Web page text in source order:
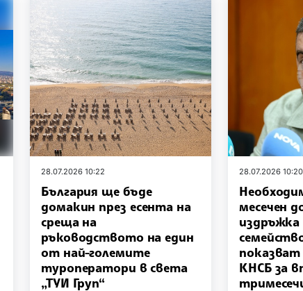
28.07.2026 10:22
България ще бъде
домакин през есента на
среща на
ръководството на един
от най-големите
туроператори в света
„ТУИ Груп“
28.07.2026 10:20
месечен
КНСБ за